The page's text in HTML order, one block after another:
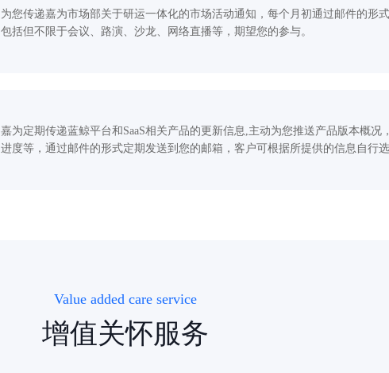
为您传递嘉为市场部关于研运一体化的市场活动通知，每个月初通过邮件的形
包括但不限于会议、路演、沙龙、网络直播等，期望您的参与。
嘉为定期传递蓝鲸平台和SaaS相关产品的更新信息,主动为您推送产品版本概况
进度等，通过邮件的形式定期发送到您的邮箱，客户可根据所提供的信息自行选
Value added care service
增值关怀服务